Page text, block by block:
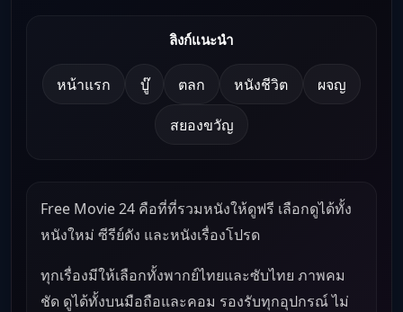
ลิงก์แนะนำ
หน้าแรก บู๊ ตลก หนังชีวิต ผจญ
สยองขวัญ
Free Movie 24 คือที่ที่รวมหนังให้ดูฟรี เลือกดูได้ทั้ง
หนังใหม่ ซีรีย์ดัง และหนังเรื่องโปรด
ทุกเรื่องมีให้เลือกทั้งพากย์ไทยและซับไทย ภาพคม
ชัด ดูได้ทั้งบนมือถือและคอม รองรับทุกอุปกรณ์ ไม่